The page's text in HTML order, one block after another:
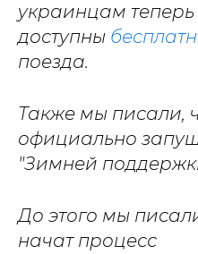
украинцам теперь
доступны
поезда.
Также мы писали,
официально
"Зимней
До этого мы
начат процесс